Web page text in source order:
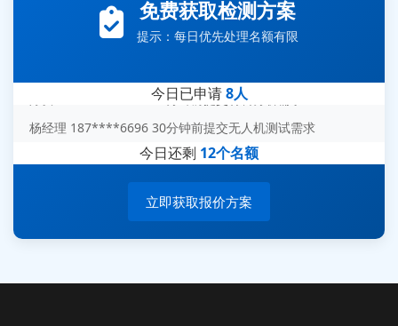
免费获取检测方案
提示：每日优先处理名额有限
今日已申请8人
赵总 135****7688 12分钟前提交芯片失效分析需求
陈女士 158****1887 25分钟前提交材料分析需求
杨经理 187****6696 30分钟前提交无人机测试需求
周总 136****0539 35分钟前提交机器人测试需求
今日还剩 12个名额
立即获取报价方案